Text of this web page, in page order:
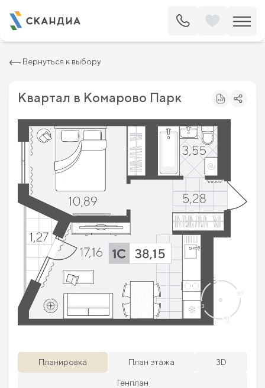
Вернуться к выбору
Квартал в Комарово Парк
Планировка План этажа 3D
Генплан
Квартира c одной спальней 38.15 м
5 706 800 ₽6 485 000 ₽